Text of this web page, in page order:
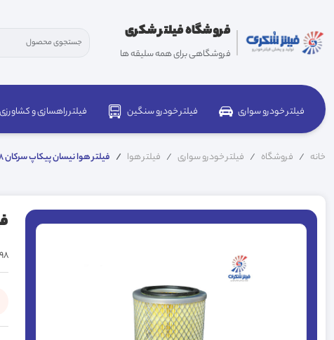
فروشگاه فیلتر شکری
فروشگاهی برای همه سلیقه ها
فیلتر خودرو سواری فیلتر خودرو سنگین فیلتر راهسازی و کشاورزی
خانه فروشگاه فیلتر خودرو سواری فیلتر هوا فیلتر هوا نیسان پیکاپ سرکان 998